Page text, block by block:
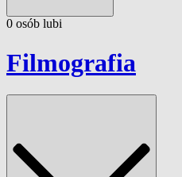
0 osób lubi
Filmografia